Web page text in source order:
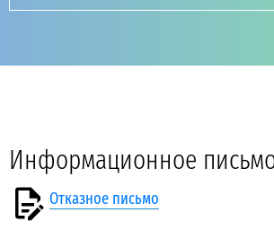
Информационное
Отказное письмо